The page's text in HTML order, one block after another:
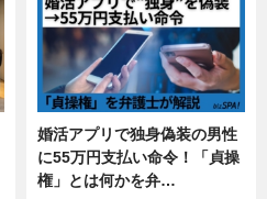
婚活アプリで独身偽装の男性
に55万円支払い命令！「貞操
権」とは何かを弁…